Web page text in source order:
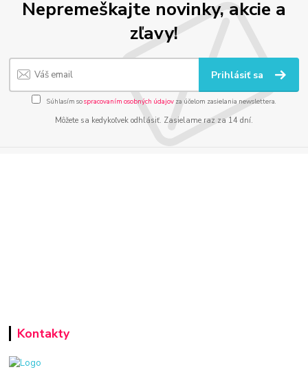
Nepremeškajte novinky, akcie a
zľavy!
Prihlásiť sa
Súhlasím sospracovaním osobných údajov za účelom zasielania newslettera.
Môžete sa kedykoľvek odhlásiť. Zasielame raz za 14 dní.
Kontakty